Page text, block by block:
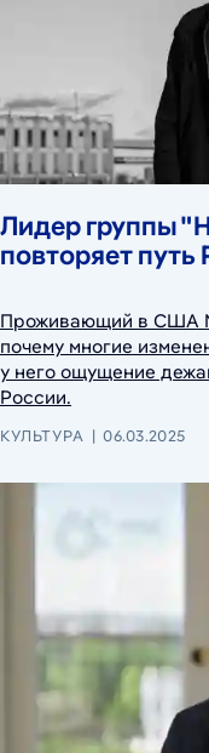
Лидер группы
повторяет путь
​​​​​​​Проживающий в США
почему многие
у него ощущение
России.
КУЛЬТУРА 06.03.2025